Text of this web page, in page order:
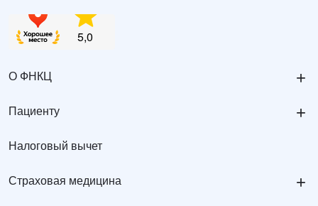
О ФНКЦ +
Пациенту +
Налоговый вычет
Страховая медицина +